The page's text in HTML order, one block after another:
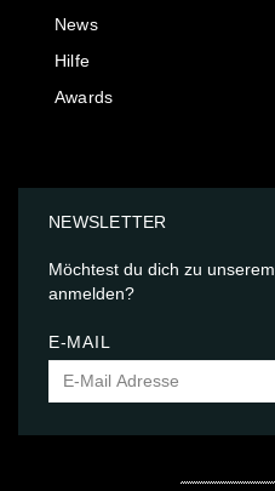
News
Hilfe
Awards
NEWSLETTER
Möchtest du dich zu unserem
anmelden?
E-MAIL